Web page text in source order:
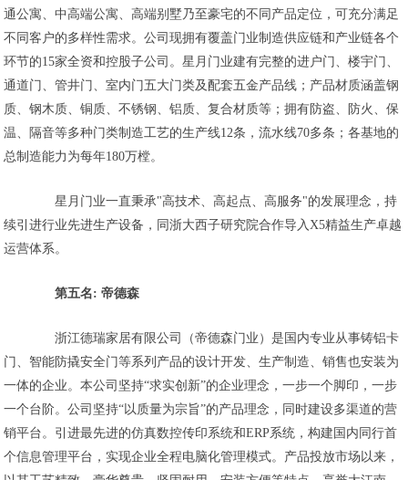
通公寓、中高端公寓、高端别墅乃至豪宅的不同产品定位，可充分满足
不同客户的多样性需求。公司现拥有覆盖门业制造供应链和产业链各个
环节的15家全资和控股子公司。星月门业建有完整的进户门、楼宇门、
通道门、管井门、室内门五大门类及配套五金产品线；产品材质涵盖钢
质、钢木质、铜质、不锈钢、铝质、复合材质等；拥有防盗、防火、保
温、隔音等多种门类制造工艺的生产线12条，流水线70多条；各基地的
总制造能力为每年180万樘。
星月门业一直秉承"高技术、高起点、高服务"的发展理念，持
续引进行业先进生产设备，同浙大西子研究院合作导入X5精益生产卓越
运营体系。
第五名: 帝德森
浙江德瑞家居有限公司（帝德森门业）是国内专业从事铸铝卡
门、智能防撬安全门等系列产品的设计开发、生产制造、销售也安装为
一体的企业。本公司坚持“求实创新”的企业理念，一步一个脚印，一步
一个台阶。公司坚持“以质量为宗旨”的产品理念，同时建设多渠道的营
销平台。引进最先进的仿真数控传印系统和ERP系统，构建国内同行首
个信息管理平台，实现企业全程电脑化管理模式。产品投放市场以来，